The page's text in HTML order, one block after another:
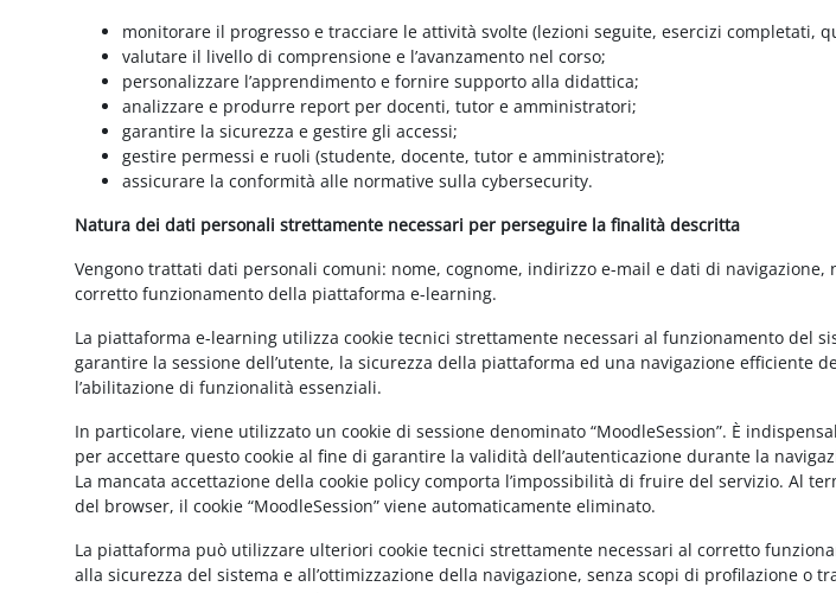
monitorare il progresso e tracciare le attività svolte (lezioni seguite, esercizi completati,
valutare il livello di comprensione e l’avanzamento nel corso;
personalizzare l’apprendimento e fornire supporto alla didattica;
analizzare e produrre report per docenti, tutor e amministratori;
garantire la sicurezza e gestire gli accessi;
gestire permessi e ruoli (studente, docente, tutor e amministratore);
assicurare la conformità alle normative sulla cybersecurity.
Natura dei dati personali strettamente necessari per perseguire la finalità descritta
Vengono trattati dati personali comuni: nome, cognome, indirizzo e-mail e dati di navigazione,
corretto funzionamento della piattaforma e-learning.
La piattaforma e-learning utilizza cookie tecnici strettamente necessari al funzionamento del
garantire la sessione dell’utente, la sicurezza della piattaforma ed una navigazione efficiente
l’abilitazione di funzionalità essenziali.
In particolare, viene utilizzato un cookie di sessione denominato “MoodleSession”. È
per accettare questo cookie al fine di garantire la validità dell’autenticazione durante la
La mancata accettazione della cookie policy comporta l’impossibilità di fruire del servizio. Al
del browser, il cookie “MoodleSession” viene automaticamente eliminato.
La piattaforma può utilizzare ulteriori cookie tecnici strettamente necessari al corretto
alla sicurezza del sistema e all’ottimizzazione della navigazione, senza scopi di profilazione o